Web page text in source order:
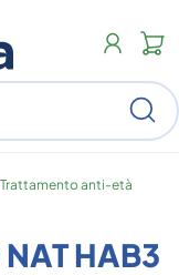
Trattamento anti-età
HAB3